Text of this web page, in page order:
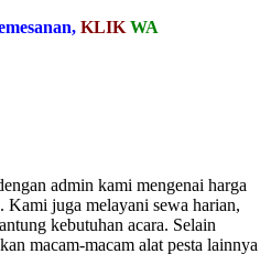
KLIK WA
admin kami mengenai harga
Kami juga melayani sewa harian,
kebutuhan acara. Selain
macam-macam alat pesta lainnya